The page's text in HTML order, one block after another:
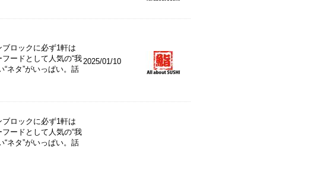
ロックに必ず1軒は
ードとして人気の“我
ネタ”がいっぱい。話
2025/01/10
ロックに必ず1軒は
ードとして人気の“我
ネタ”がいっぱい。話